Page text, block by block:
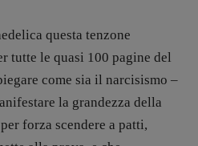
questa tenzone
tutte le quasi 100 pagine del
come sia il narcisismo –
la grandezza della
forza scendere a patti,